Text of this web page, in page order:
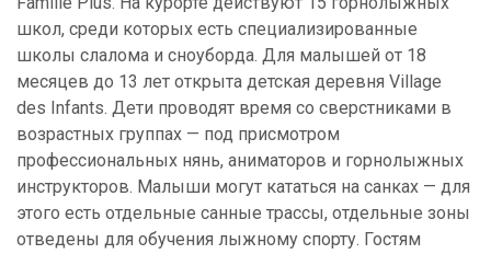
школ, среди которых есть специализированные
школы слалома и сноуборда. Для малышей от 18
месяцев до 13 лет открыта детская деревня Village
des Infants. Дети проводят время со сверстниками в
возрастных группах — под присмотром
профессиональных нянь, аниматоров и горнолыжных
инструкторов. Малыши могут кататься на санках — для
этого есть отдельные санные трассы, отдельные зоны
отведены для обучения лыжному спорту. Гостям